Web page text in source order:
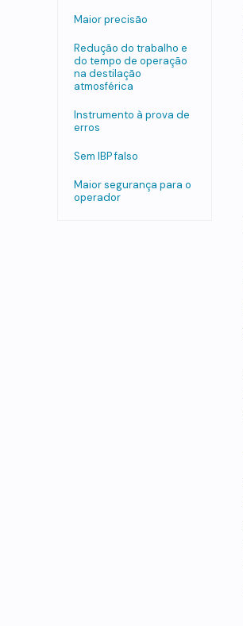
Maior precisão
Redução do trabalho e
do tempo de operação
na destilação
atmosférica
Instrumento à prova de
erros
Sem IBP falso
Maior segurança para o
operador